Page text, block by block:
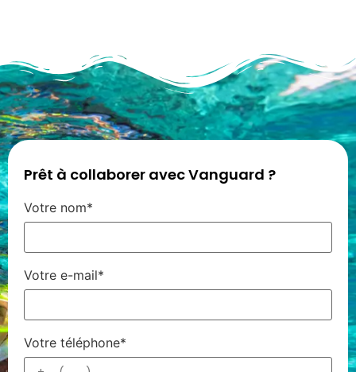
Prêt à collaborer avec Vanguard ?
Votre nom*
Votre e-mail*
Votre téléphone*